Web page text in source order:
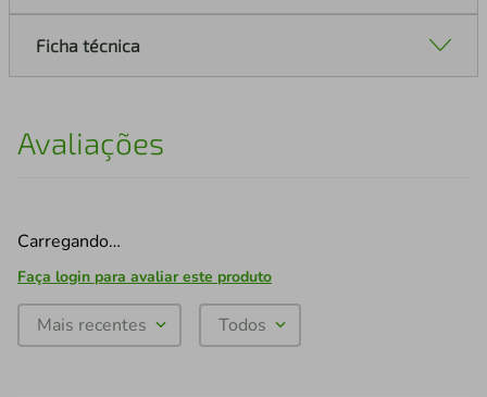
Ficha técnica
Avaliações
Carregando…
Faça login para avaliar este produto
Mais recentes Todos